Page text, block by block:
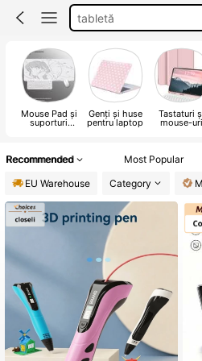
tableta
keyboard
Mouse Pad și
suporturi
Genți și huse
pentru laptop
Tastaturi
mouse-uri
Recommended Most Popular
EU Warehouse
Category